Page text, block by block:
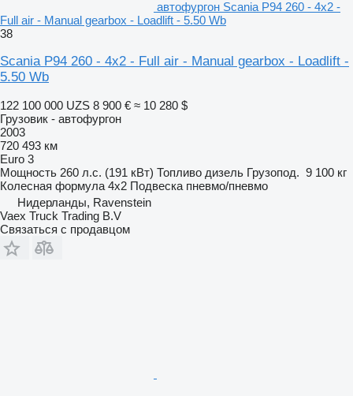
автофургон Scania P94 260 - 4x2 -
Full air - Manual gearbox - Loadlift - 5.50 Wb
38
Scania P94 260 - 4x2 - Full air - Manual gearbox - Loadlift -
5.50 Wb
122 100 000 UZS 8 900 € ≈ 10 280 $
Грузовик - автофургон
2003
720 493 км
Euro 3
Мощность 260 л.с. (191 кВт) Топливо дизель Грузопод. 9 100 кг
Колесная формула 4x2 Подвеска пневмо/пневмо
Нидерланды, Ravenstein
Vaex Truck Trading B.V
Связаться с продавцом